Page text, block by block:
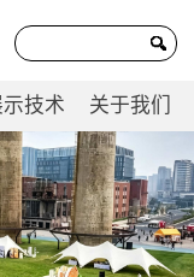
示技术 关于我们